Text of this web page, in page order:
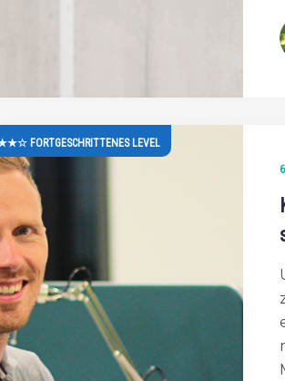
FORTGESCHRITTENES LEVEL